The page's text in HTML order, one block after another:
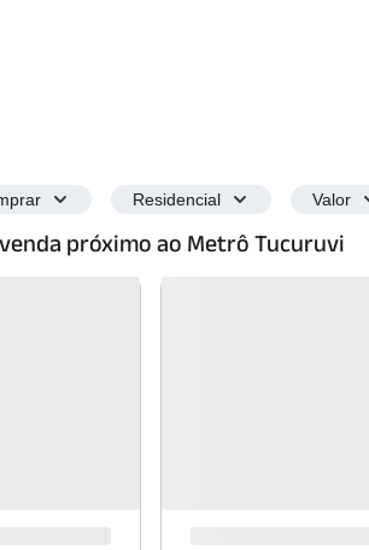
Residencial Valor
próximo ao Metrô Tucuruvi